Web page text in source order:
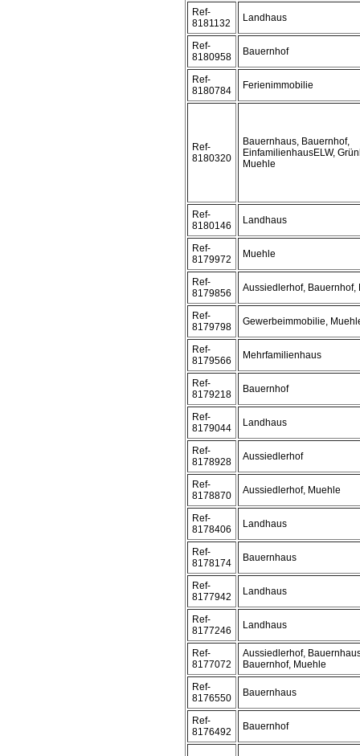
Ref-
8181132
Landhaus
Ref-
8180958
Bauernhof
Ref-
8180784
Ferienimmobilie
Ref-
8180320
Bauernhaus, Bauernhof,
EinfamilienhausELW,
Muehle
Ref-
8180146
Landhaus
Ref-
8179972
Muehle
Ref-
8179856
Aussiedlerhof, Bauernhof,
Ref-
8179798
Gewerbeimmobilie,
Ref-
8179566
Mehrfamilienhaus
Ref-
8179218
Bauernhof
Ref-
8179044
Landhaus
Ref-
8178928
Aussiedlerhof
Ref-
8178870
Aussiedlerhof, Muehle
Ref-
8178406
Landhaus
Ref-
8178174
Bauernhaus
Ref-
8177942
Landhaus
Ref-
8177246
Landhaus
Ref-
8177072
Aussiedlerhof,
Bauernhof, Muehle
Ref-
8176550
Bauernhaus
Ref-
8176492
Bauernhof